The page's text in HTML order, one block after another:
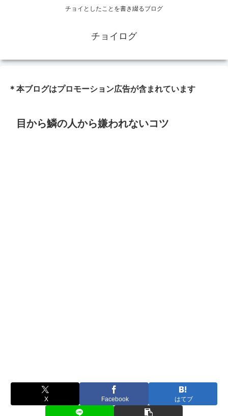
チョイとしたことを書き綴るブログ
チョイログ
＊本ブログはプロモーション広告が含まれています
目から鱗の人から嫌われないコツ
X Facebook はてブ